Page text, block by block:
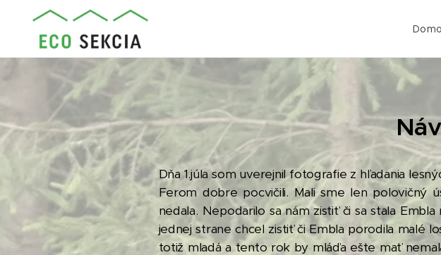
Dňa 1.júla som uverejnil fotografie z hľadania
Ferom dobre pocvičili. Mali sme len polovičný
nedala. Nepodarilo sa nám zistiť či sa stala
jednej strane chcel zistiť či Embla porodila malé
totiž mladá a tento rok by mláďa ešte mať